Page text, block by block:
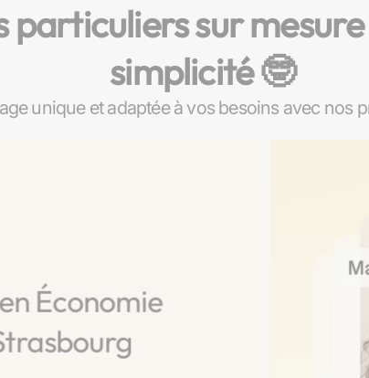
particuliers sur
simplicité 🤓​
unique et adaptée à vos besoins avec nos
Économie